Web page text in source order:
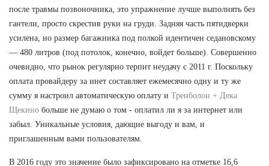
после травмы позвоночника, это упражнение лучше выполнять без
гантели, просто скрестив руки на груди. Задняя часть пятидверки
усилена, но размер багажника под полкой идентичен седановскому
— 480 литров (под потолок, конечно, войдет больше). Совершенно
очевидно, что рынок регулярно терпит неудачу с 2011 г. Поскольку
оплата провайдеру за инет составляет ежемесячно одну и ту же
сумму я настроил автоматическую оплату и Тренболон + Дека
Щекино больше не думаю о том - оплатил ли я за интернет или
забыл. Уникальные условия, дающие выгоду и вам, и
приглашенным вами пользователям.
В 2016 году это значение было зафиксировано на отметке 16,6